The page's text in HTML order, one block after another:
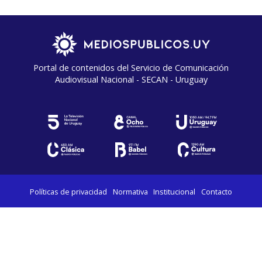
Portal de contenidos del Servicio de Comunicación
Audiovisual Nacional - SECAN - Uruguay
Políticas de privacidad Normativa Institucional Contacto